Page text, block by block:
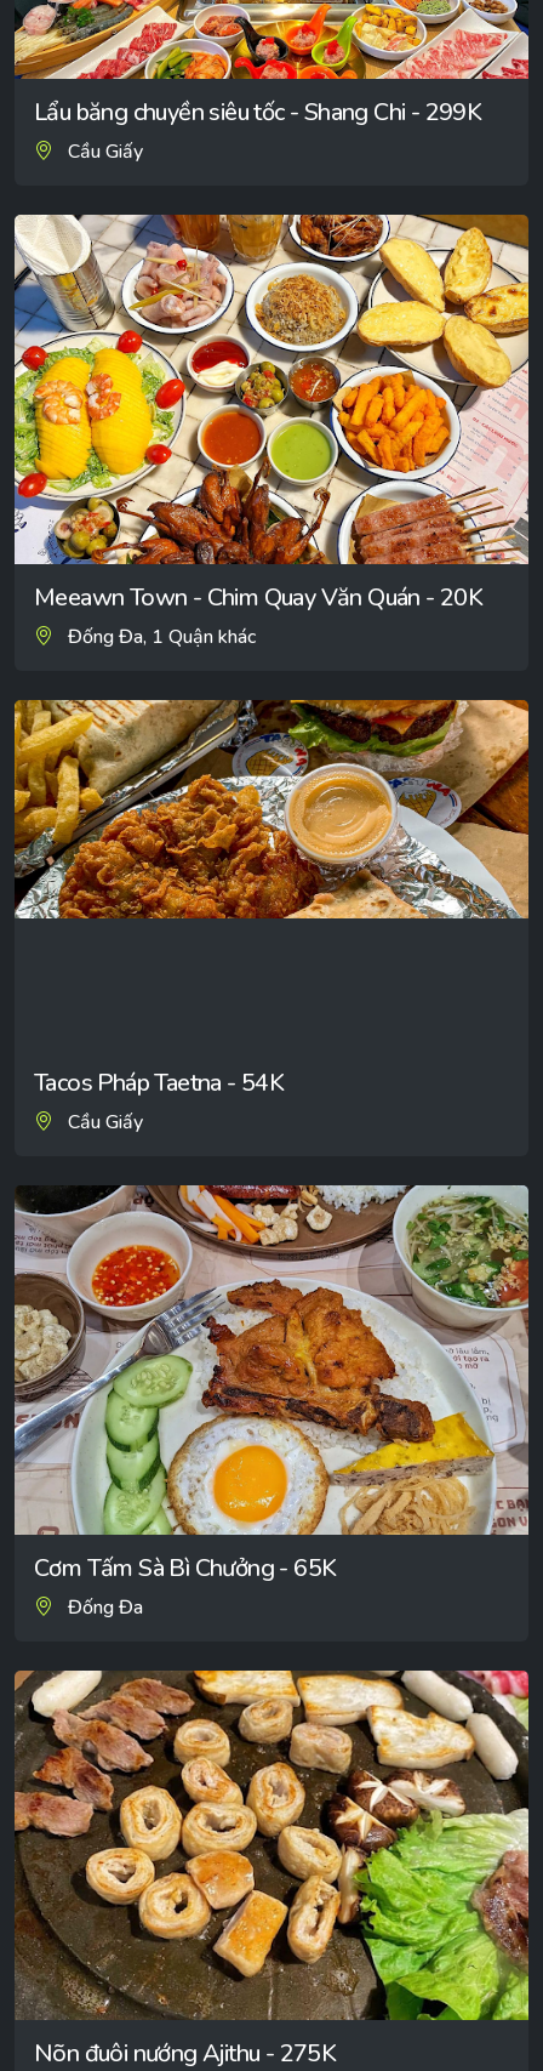
Lẩu băng chuyền siêu tốc - Shang Chi - 299K
Cầu Giấy
Meeawn Town - Chim Quay Văn Quán - 20K
Đống Đa, 1 Quận khác
Tacos Pháp Taetna - 54K
Cầu Giấy
Cơm Tấm Sà Bì Chưởng - 65K
Đống Đa
Nõn đuôi nướng Ajithu - 275K